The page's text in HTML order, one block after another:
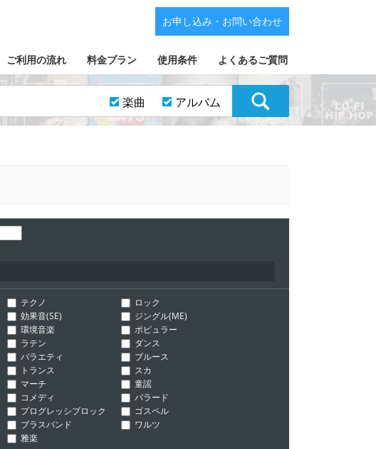
ご利用の流れ 料金プラン 使用条件 よくあるご質問
お申し込み・お問い合わせ
楽曲 アルバム
テクノ
ロック
効果音(SE)
ジングル(ME)
環境音楽
ポピュラー
ラテン
ダンス
バラエティ
ブルース
トランス
スカ
マーチ
童謡
コメディ
バラード
プログレッシブロック
ゴスペル
ブラスバンド
ワルツ
雅楽